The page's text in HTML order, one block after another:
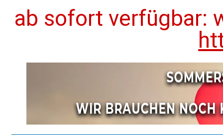
ab sofort verfügbar: